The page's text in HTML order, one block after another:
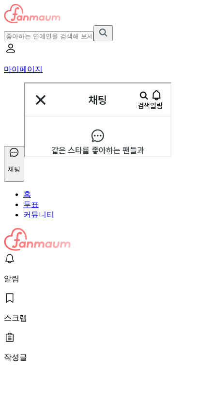
마이페이지
채팅
홈
투표
커뮤니티
알림
스크랩
작성글